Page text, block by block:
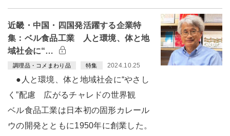
近畿・中国・四国発活躍する企業特
集：ベル食品工業 人と環境、体と地
域社会に“…
調理品・コメまわり品 特集 2024.10.25
●人と環境、体と地域社会に“やさし
く”配慮 広がるチャレドの世界観
ベル食品工業は日本初の固形カレール
ウの開発とともに1950年に創業した。